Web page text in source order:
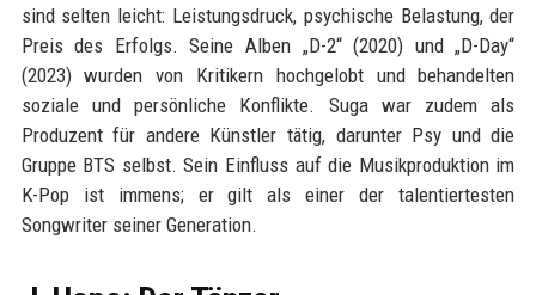
sind selten leicht: Leistungsdruck, psychische Belastung, der
Preis des Erfolgs. Seine Alben „D-2“ (2020) und „D-Day“
(2023) wurden von Kritikern hochgelobt und behandelten
soziale und persönliche Konflikte. Suga war zudem als
Produzent für andere Künstler tätig, darunter Psy und die
Gruppe BTS selbst. Sein Einfluss auf die Musikproduktion im
K-Pop ist immens; er gilt als einer der talentiertesten
Songwriter seiner Generation.